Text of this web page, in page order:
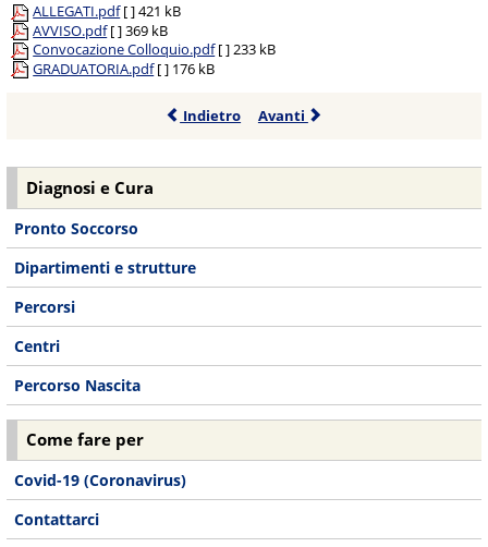
ALLEGATI.pdf [ ]421 kB
AVVISO.pdf [ ]369 kB
Convocazione Colloquio.pdf [ ]233 kB
GRADUATORIA.pdf [ ] 176 kB
Indietro Avanti
Diagnosi e Cura
Pronto Soccorso
Dipartimenti e strutture
Percorsi
Centri
Percorso Nascita
Come fare per
Covid-19 (Coronavirus)
Contattarci